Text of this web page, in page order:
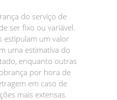
do serviço de
ser fixo ou variável.
estipulam um valor
uma estimativa do
enquanto outras
por hora de
em caso de
mais extensas.